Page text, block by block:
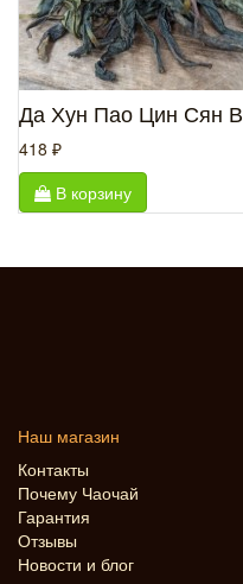
Да Хун Пао Цин Сян В
418 ₽
В корзину
Наш магазин
Контакты
Почему Чаочай
Гарантия
Отзывы
Новости и блог